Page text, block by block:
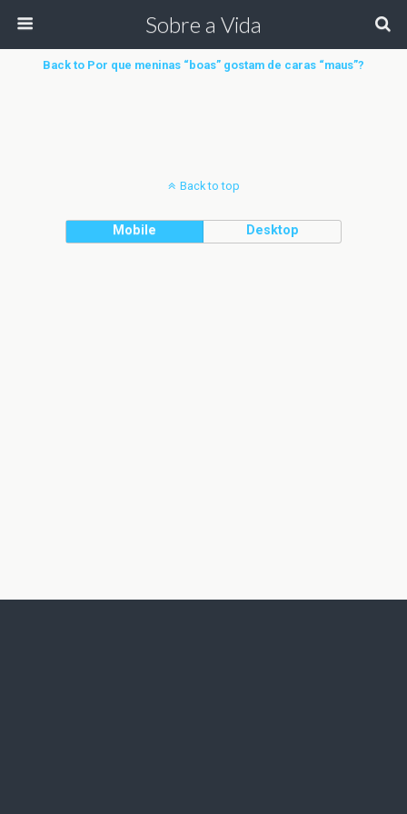
Sobre a Vida
Back to Por que meninas “boas” gostam de caras “maus”?
Back to top
Mobile Desktop